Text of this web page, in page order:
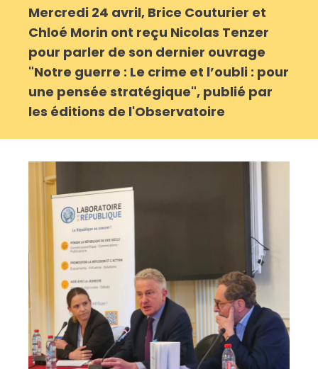
Mercredi 24 avril, Brice Couturier et
Chloé Morin ont reçu Nicolas Tenzer
pour parler de son dernier ouvrage
"Notre guerre : Le crime et l’oubli : pour
une pensée stratégique", publié par
les éditions de l'Observatoire